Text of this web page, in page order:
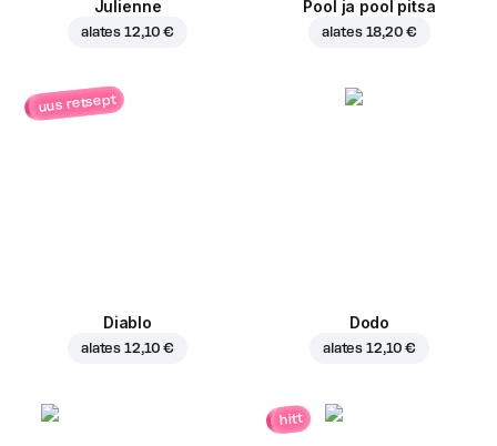
Julienne
alates 12,10 €
Pool ja pool pitsa
alates 18,20 €
uus retsept
Diablo
alates 12,10 €
Dodo
alates 12,10 €
hitt